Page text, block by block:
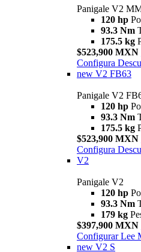
Panigale V2
120 hp
93.3 Nm
175.5 kg
$523,900 MXN
Configura
new V2 FB63
Panigale V2
120 hp
93.3 Nm
175.5 kg
$523,900 MXN
Configura
V2
Panigale V2
120 hp
93.3 Nm
179 kg
$397,900 MXN
Configurar Lee
new V2 S